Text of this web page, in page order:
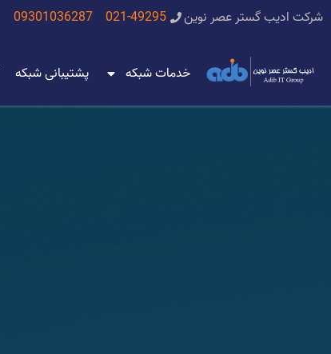
شرکت ادیب گستر عصر نوین 021-49295
09301036287
خدمات شبکه پشتیبانی شبکه